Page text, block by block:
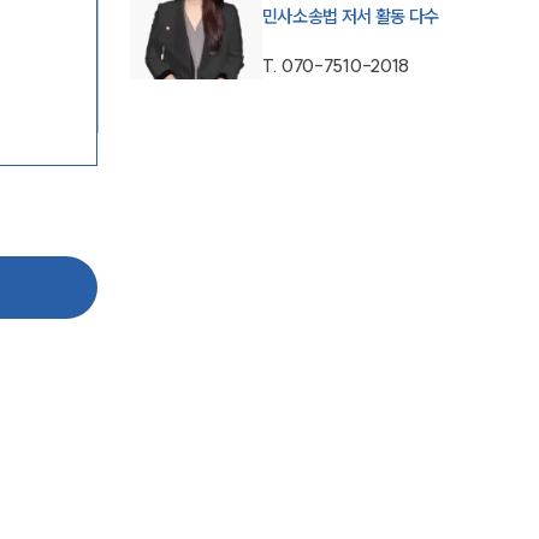
민사소송법 저서 활동 다수
T. 070-7510-2018